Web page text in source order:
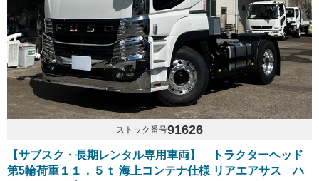
ストック番号91626
【サブスク・長期レンタル専用車両】 トラクターヘッド
第5輪荷重１１．５ｔ 海上コンテナ仕様 リアエアサス ハ